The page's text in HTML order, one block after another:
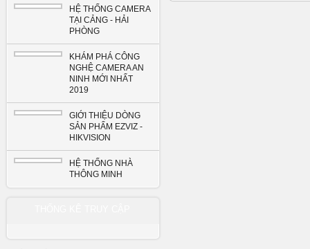
HỆ THỐNG CAMERA
TẠI CẢNG - HẢI
PHÒNG
KHÁM PHÁ CÔNG
NGHỆ CAMERA AN
NINH MỚI NHẤT
2019
GIỚI THIỆU DÒNG
SẢN PHẨM EZVIZ -
HIKVISION
HỆ THỐNG NHÀ
THÔNG MINH